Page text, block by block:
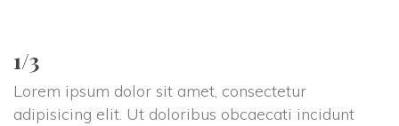
1/3
Lorem ipsum dolor sit amet, consectetur
adipisicing elit. Ut doloribus obcaecati incidunt